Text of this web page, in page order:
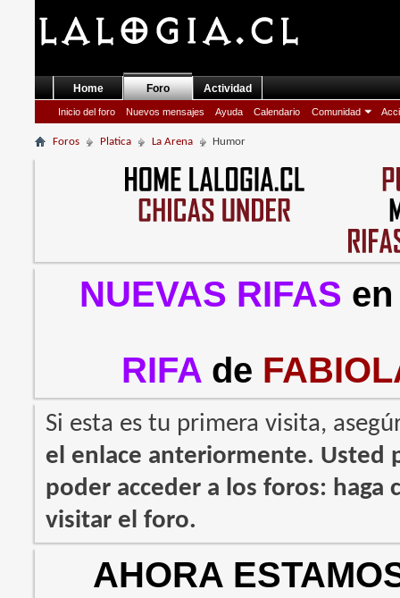
Home Foro
Inicio del foro Nuevos mensajes Ayuda Calendario Comunidad
Actividad
Foros Platica La Arena Humor
NUEVAS RIFAS en
RIFA de
Si esta es tu primera visita,
el enlace anteriormente. Usted
poder acceder a los foros: haga
visitar el foro.
AHORA